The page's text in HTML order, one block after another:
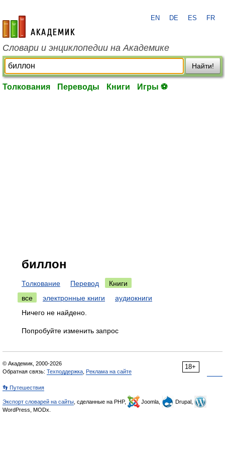
academic.ru
EN DE ES FR
Словари и энциклопедии на Академике
Найти!
Толкования Переводы Книги Игры ⚽
биллон
Толкование Перевод
Книги
все
электронные книги
аудиокниги
Ничего не найдено.
Попробуйте изменить запрос
18+
© Академик, 2000-2026
Обратная связь: Техподдержка Реклама на сайте
👣 Путешествия
Экспорт словарей на сайты , сделанные на PHP, Joomla,
Drupal,
WordPress, MODx.